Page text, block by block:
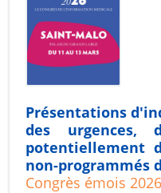
Présentations
des urgences,
potentiellement
non-programmés
Congrès émois 2026